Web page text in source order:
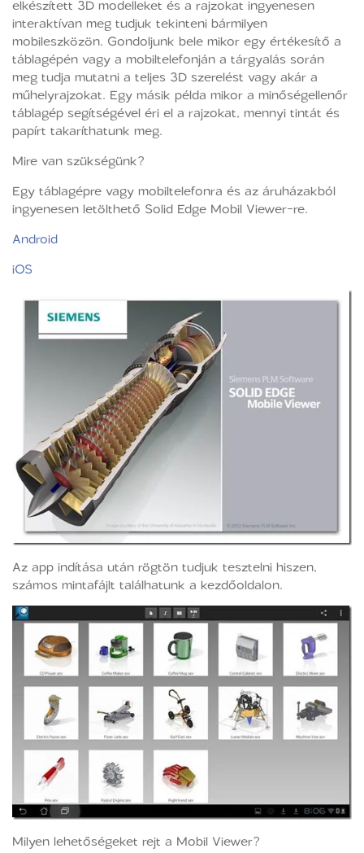
elkészített 3D modelleket és a rajzokat ingyenesen
interaktívan meg tudjuk tekinteni bármilyen
mobileszközön. Gondoljunk bele mikor egy értékesítő a
táblagépén vagy a mobiltelefonján a tárgyalás során
meg tudja mutatni a teljes 3D szerelést vagy akár a
műhelyrajzokat. Egy másik példa mikor a minőségellenőr
táblagép segítségével éri el a rajzokat, mennyi tintát és
papírt takaríthatunk meg.
Mire van szükségünk?
Egy táblagépre vagy mobiltelefonra és az áruházakból
ingyenesen letölthető Solid Edge Mobil Viewer-re.
Android
iOS
Az app indítása után rögtön tudjuk tesztelni hiszen,
számos mintafájlt találhatunk a kezdőoldalon.
Milyen lehetőségeket rejt a Mobil Viewer?